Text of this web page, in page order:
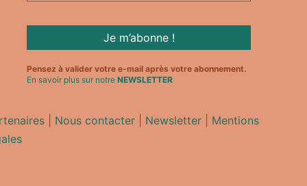
Pensez à valider votre e-mail après votre abonnement.
En savoir plus sur notreNEWSLETTER
Nous contacter Newsletter
Mentions